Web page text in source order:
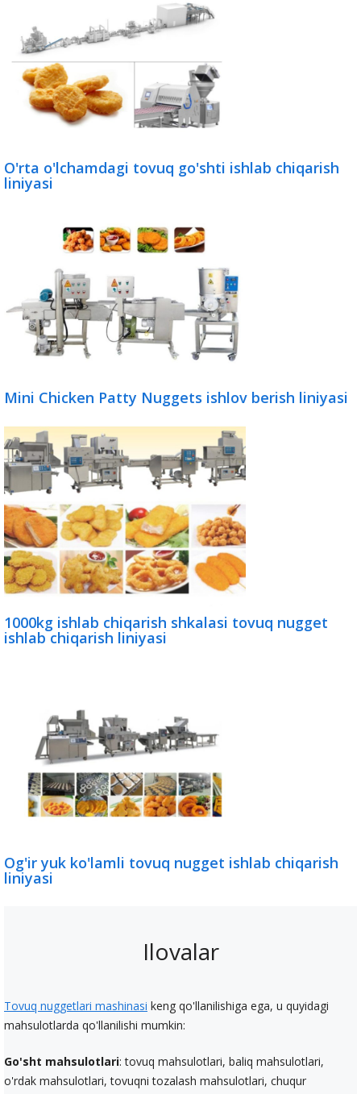
O'rta o'lchamdagi tovuq go'shti ishlab chiqarish
liniyasi
Mini Chicken Patty Nuggets ishlov berish liniyasi
1000kg ishlab chiqarish shkalasi tovuq nugget
ishlab chiqarish liniyasi
Og'ir yuk ko'lamli tovuq nugget ishlab chiqarish
liniyasi
Ilovalar
Tovuq nuggetlari mashinasi keng qo'llanilishiga ega, u quyidagi
mahsulotlarda qo'llanilishi mumkin:
Go'sht mahsulotlari: tovuq mahsulotlari, baliq mahsulotlari,
o'rdak mahsulotlari, tovuqni tozalash mahsulotlari, chuqur